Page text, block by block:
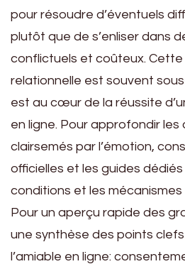
pour résoudre d’éventuels
plutôt que de s’enliser dans
conflictuels et coûteux. Cette
relationnelle est souvent
est au cœur de la réussite
en ligne. Pour approfondir les
clairsemés par l’émotion,
officielles et les guides
conditions et les mécanismes
Pour un aperçu rapide des
une synthèse des points
l’amiable en ligne: